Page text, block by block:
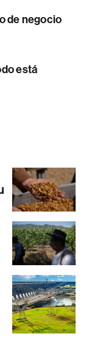
de negocio
está